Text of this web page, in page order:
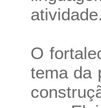
atividade.
O
tema da